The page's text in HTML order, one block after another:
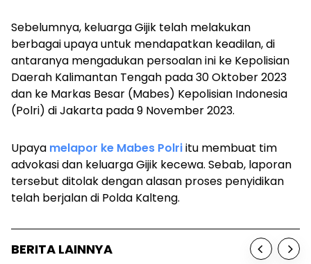
Sebelumnya, keluarga Gijik telah melakukan
berbagai upaya untuk mendapatkan keadilan, di
antaranya mengadukan persoalan ini ke Kepolisian
Daerah Kalimantan Tengah pada 30 Oktober 2023
dan ke Markas Besar (Mabes) Kepolisian Indonesia
(Polri) di Jakarta pada 9 November 2023.
Upaya melapor ke Mabes Polriitu membuat tim
advokasi dan keluarga Gijik kecewa. Sebab, laporan
tersebut ditolak dengan alasan proses penyidikan
telah berjalan di Polda Kalteng.
BERITA LAINNYA